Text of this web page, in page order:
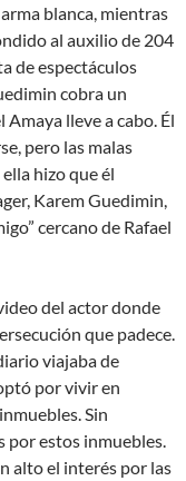
blanca, mientras
al auxilio de 204
de espectáculos
cobra un
lleve a cabo. Él
pero las malas
hizo que él
Karem Guedimin,
cercano de Rafael
del actor donde
que padece.
viajaba de
por vivir en
Sin
estos inmuebles.
alto el interés por las